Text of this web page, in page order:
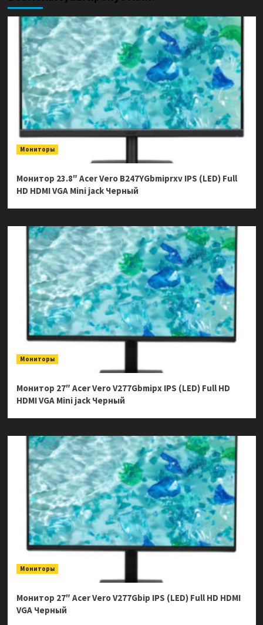
Мониторы
Монитор 23.8″ Acer Vero B247YGbmiprxv IPS (LED) Full
HD HDMI VGA Mini jack Черный
Мониторы
Монитор 27″ Acer Vero V277Gbmipx IPS (LED) Full HD
HDMI VGA Mini jack Черный
Мониторы
Монитор 27″ Acer Vero V277Gbip IPS (LED) Full HD HDMI
VGA Черный